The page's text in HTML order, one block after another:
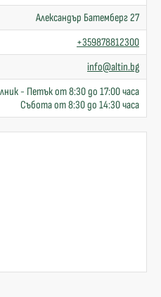
Александър Батемберг 27
+359878812300
info@altin.bg
- Петък от 8:30 до 17:00 часа
Събота от 8:30 до 14:30 часа